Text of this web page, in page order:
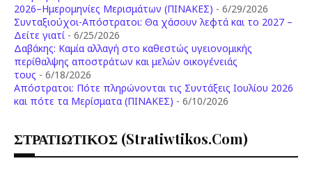
2026–Ημερομηνίες Μερισμάτων (ΠΙΝΑΚΕΣ) - 6/29/2026
Συνταξιούχοι-Απόστρατοι: Θα χάσουν λεφτά και το 2027 –
Δείτε γιατί - 6/25/2026
Δαβάκης: Καμία αλλαγή στο καθεστώς υγειονομικής
περίθαλψης αποστράτων και μελών οικογένειάς
τους - 6/18/2026
Aπόστρατοι: Πότε πληρώνονται τις Συντάξεις Ιουλίου 2026
και πότε τα Μερίσματα (ΠΙΝΑΚΕΣ) - 6/10/2026
ΣΤΡΑΤΙΩΤΙΚΟΣ (stratiwtikos.com)